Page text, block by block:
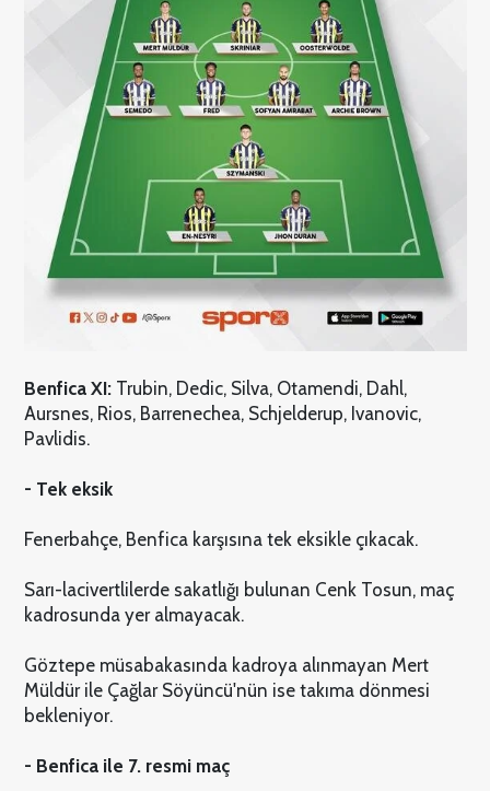
Benfica XI:Trubin, Dedic, Silva, Otamendi, Dahl,
Aursnes, Rios, Barrenechea, Schjelderup, Ivanovic,
Pavlidis.
- Tek eksik
Fenerbahçe, Benfica karşısına tek eksikle çıkacak.
Sarı-lacivertlilerde sakatlığı bulunan Cenk Tosun, maç
kadrosunda yer almayacak.
Göztepe müsabakasında kadroya alınmayan Mert
Müldür ile Çağlar Söyüncü'nün ise takıma dönmesi
bekleniyor.
- Benfica ile 7. resmi maç